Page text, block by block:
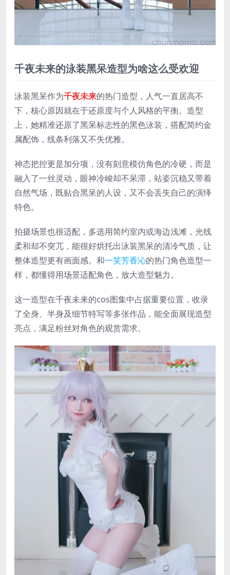
千夜未来的泳装黑呆造型为啥这么受欢迎
泳装黑呆作为千夜未来的热门造型，人气一直居高不
下，核心原因就在于还原度与个人风格的平衡。造型
上，她精准还原了黑呆标志性的黑色泳装，搭配简约金
属配饰，线条利落又不失优雅。
神态把控更是加分项，没有刻意模仿角色的冷硬，而是
融入了一丝灵动，眼神冷峻却不呆滞，站姿沉稳又带着
自然气场，既贴合黑呆的人设，又不会丢失自己的演绎
特色。
拍摄场景也很适配，多选用简约室内或海边浅滩，光线
柔和却不突兀，能很好烘托出泳装黑呆的清冷气质，让
整体造型更有画面感。和一笑芳香沁的热门角色造型一
样，都懂得用场景适配角色，放大造型魅力。
这一造型在千夜未来的cos图集中占据重要位置，收录
了全身、半身及细节特写等多张作品，能全面展现造型
亮点，满足粉丝对角色的观赏需求。